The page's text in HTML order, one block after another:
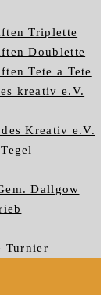
Triplette
Doublette
Tete a Tete
kreativ e.V.
Kreativ e.V.
Dallgow
Turnier